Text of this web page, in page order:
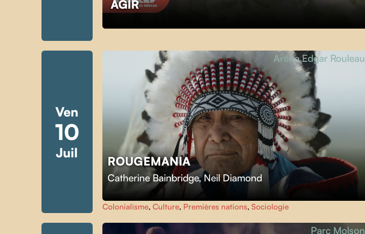
AGIR
Ven
10
Juil
ROUGEMANIA
Catherine Bainbridge,Neil Diamond
Aréna Edgar Rouleau
Colonialisme, Culture, Premières nations, Sociologie
Parc Molson